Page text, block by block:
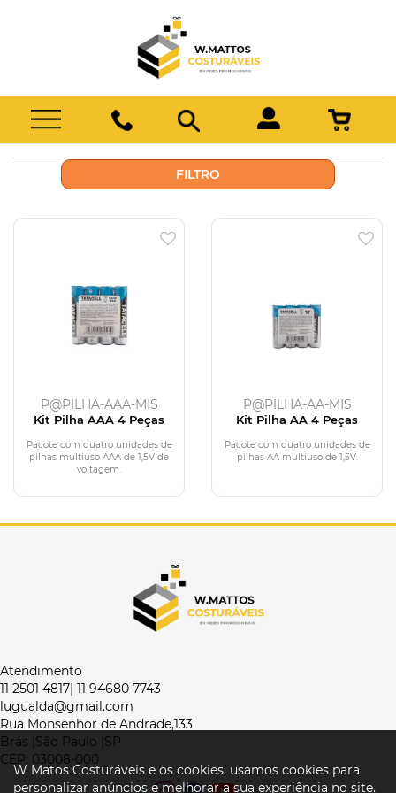
FILTRO
P@PILHA-AAA-MIS
Kit Pilha AAA 4 Peças
Pacote com quatro unidades de
pilhas multiuso AAA de 1,5V de
voltagem.
P@PILHA-AA-MIS
Kit Pilha AA 4 Peças
Pacote com quatro unidades de
pilhas AA multiuso de 1,5V.
Atendimento
11 2501 4817| 11 94680 7743
lugualda@gmail.com
Rua Monsenhor de Andrade,133
Brás |São Paulo |SP
CEP: 03008-000
W Matos Costuráveis e os cookies: usamos cookies para
personalizar anúncios e melhorar a sua experiência no site.